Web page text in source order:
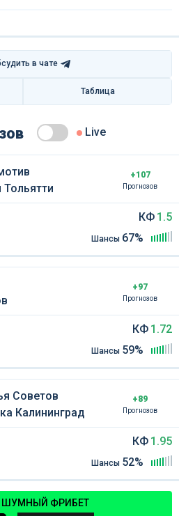
в чате
Таблица
Live
Тольятти
+107
Прогнозов
КФ 1.5
Шансы 67%
+97
Прогнозов
КФ 1.72
Шансы 59%
Советов
Калининград
+89
Прогнозов
КФ 1.95
Шансы 52%
ШУМНЫЙ ФРИБЕТ